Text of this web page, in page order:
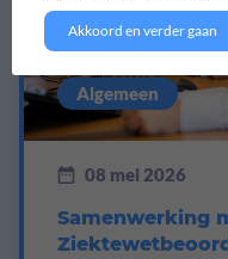
Algemeen
08 mei 2026
Samenwerking
Akkoord en verder gaan